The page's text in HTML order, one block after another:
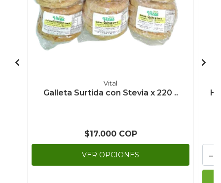
Vital
Galleta Surtida con Stevia x 220 ..
$17.000 COP
VER OPCIONES -